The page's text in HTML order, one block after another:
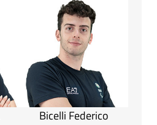
Bicelli Federico